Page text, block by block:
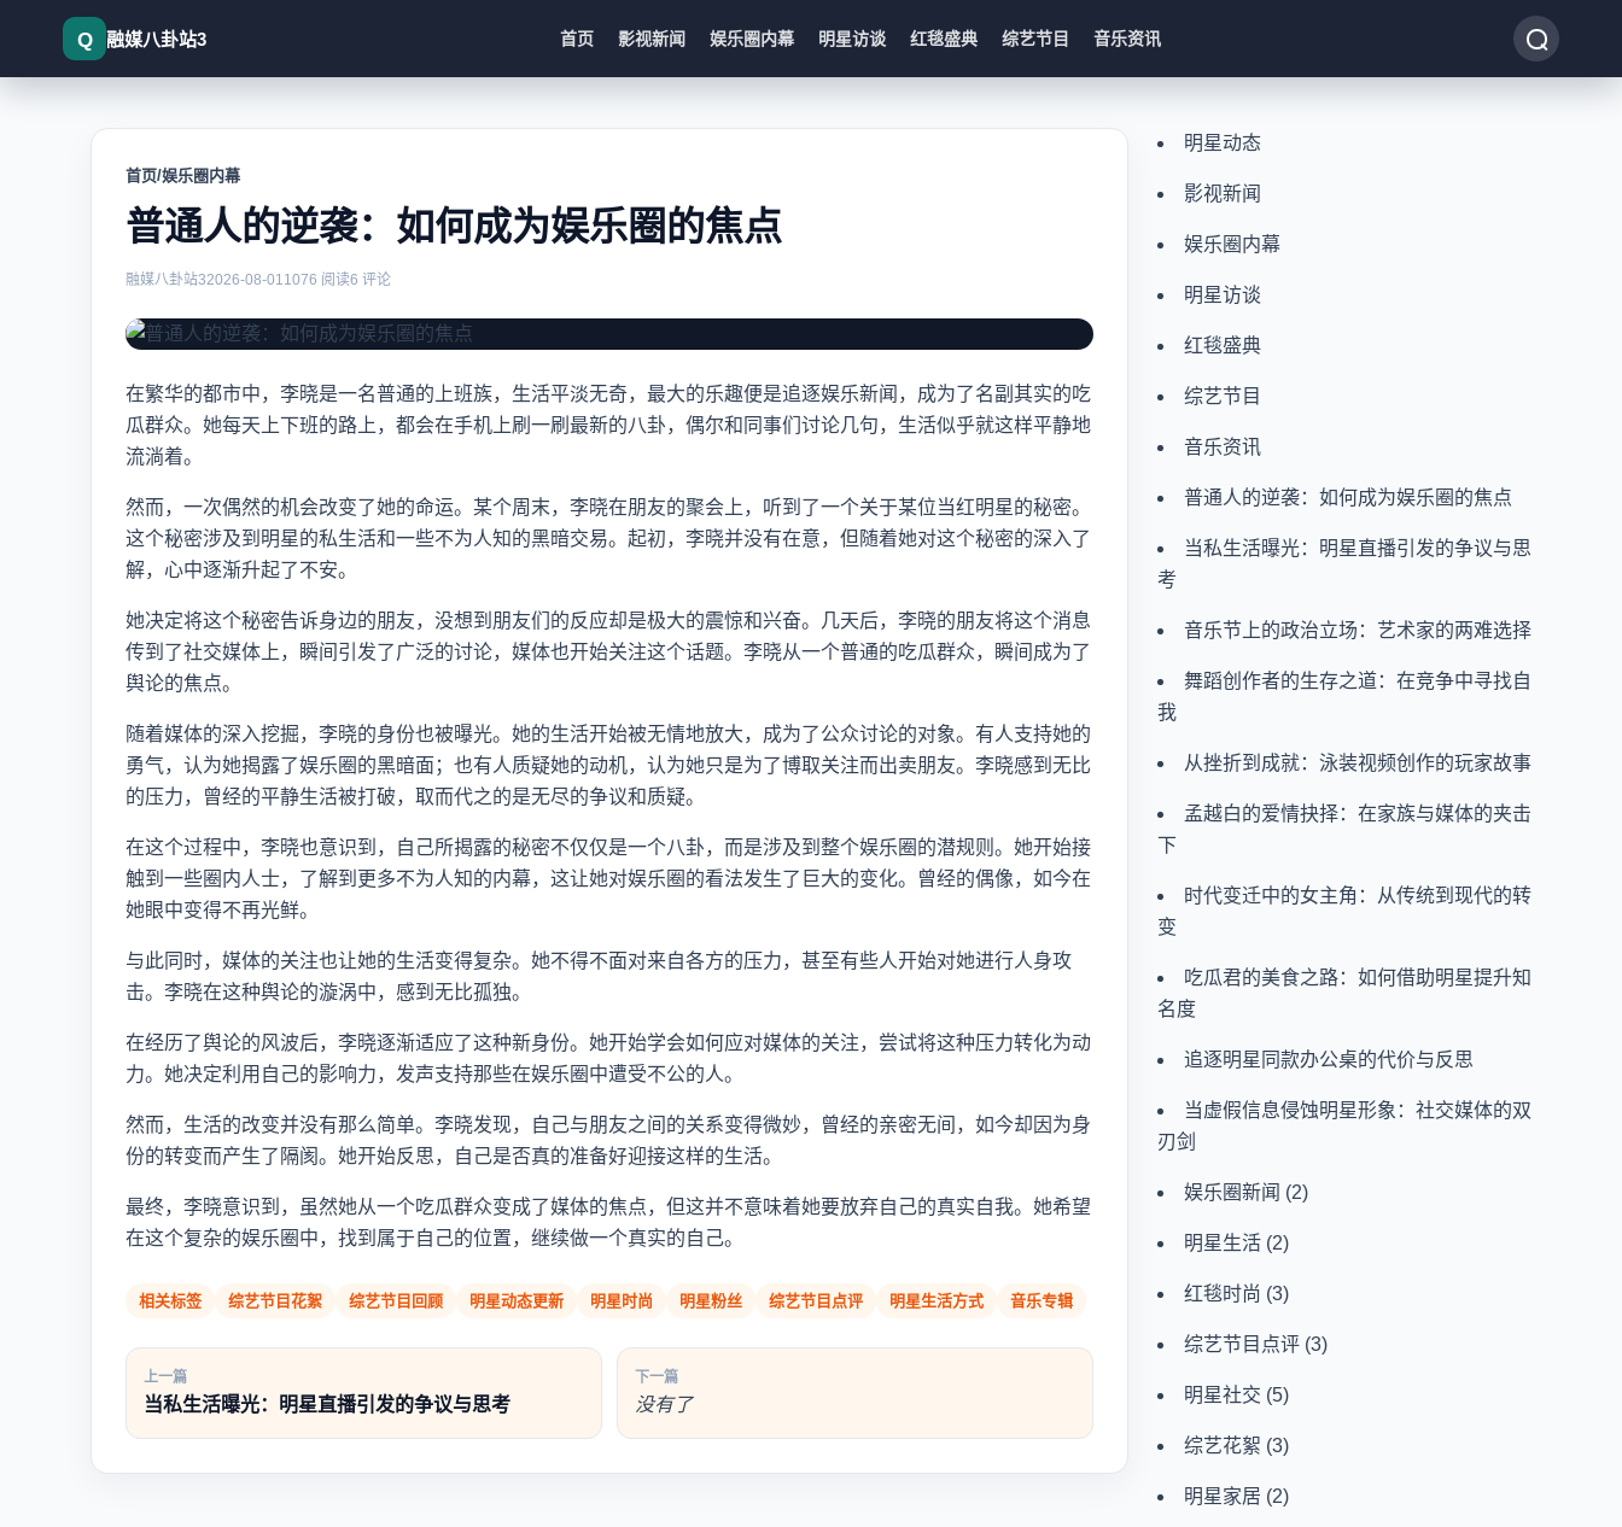
融媒八卦站3 首页 影视新闻 娱乐圈内幕 明星访谈 红毯盛典 综艺节目 音乐资讯
首页/娱乐圈内幕
普通人的逆袭：如何成为娱乐圈的焦点
普通人的逆袭：如何成为娱乐圈的焦点 最新内容
融媒八卦站32026-08-011076 阅读6 评论
在繁华的都市中，李晓是一名普通的上班族，生活平淡无奇，最大的乐趣便是追逐娱乐新闻，成为了名副其实的吃
瓜群众。她每天上下班的路上，都会在手机上刷一刷最新的八卦，偶尔和同事们讨论几句，生活似乎就这样平静地
流淌着。
然而，一次偶然的机会改变了她的命运。某个周末，李晓在朋友的聚会上，听到了一个关于某位当红明星的秘密。
这个秘密涉及到明星的私生活和一些不为人知的黑暗交易。起初，李晓并没有在意，但随着她对这个秘密的深入了
解，心中逐渐升起了不安。
她决定将这个秘密告诉身边的朋友，没想到朋友们的反应却是极大的震惊和兴奋。几天后，李晓的朋友将这个消息
传到了社交媒体上，瞬间引发了广泛的讨论，媒体也开始关注这个话题。李晓从一个普通的吃瓜群众，瞬间成为了
舆论的焦点。
随着媒体的深入挖掘，李晓的身份也被曝光。她的生活开始被无情地放大，成为了公众讨论的对象。有人支持她的
勇气，认为她揭露了娱乐圈的黑暗面；也有人质疑她的动机，认为她只是为了博取关注而出卖朋友。李晓感到无比
的压力，曾经的平静生活被打破，取而代之的是无尽的争议和质疑。
在这个过程中，李晓也意识到，自己所揭露的秘密不仅仅是一个八卦，而是涉及到整个娱乐圈的潜规则。她开始接
触到一些圈内人士，了解到更多不为人知的内幕，这让她对娱乐圈的看法发生了巨大的变化。曾经的偶像，如今在
她眼中变得不再光鲜。
与此同时，媒体的关注也让她的生活变得复杂。她不得不面对来自各方的压力，甚至有些人开始对她进行人身攻
击。李晓在这种舆论的漩涡中，感到无比孤独。
在经历了舆论的风波后，李晓逐渐适应了这种新身份。她开始学会如何应对媒体的关注，尝试将这种压力转化为动
力。她决定利用自己的影响力，发声支持那些在娱乐圈中遭受不公的人。
然而，生活的改变并没有那么简单。李晓发现，自己与朋友之间的关系变得微妙，曾经的亲密无间，如今却因为身
份的转变而产生了隔阂。她开始反思，自己是否真的准备好迎接这样的生活。
最终，李晓意识到，虽然她从一个吃瓜群众变成了媒体的焦点，但这并不意味着她要放弃自己的真实自我。她希望
在这个复杂的娱乐圈中，找到属于自己的位置，继续做一个真实的自己。
相关标签 综艺节目花絮 综艺节目回顾 明星动态更新 明星时尚 明星粉丝 综艺节目点评 明星生活方式 音乐专辑
上一篇
当私生活曝光：明星直播引发的争议与思考
下一篇
没有了
明星动态
影视新闻
娱乐圈内幕
明星访谈
红毯盛典
综艺节目
音乐资讯
普通人的逆袭：如何成为娱乐圈的焦点
当私生活曝光：明星直播引发的争议与思
考
音乐节上的政治立场：艺术家的两难选择
舞蹈创作者的生存之道：在竞争中寻找自
我
从挫折到成就：泳装视频创作的玩家故事
孟越白的爱情抉择：在家族与媒体的夹击
下
时代变迁中的女主角：从传统到现代的转
变
吃瓜君的美食之路：如何借助明星提升知
名度
追逐明星同款办公桌的代价与反思
当虚假信息侵蚀明星形象：社交媒体的双
刃剑
娱乐圈新闻 (2)
明星生活 (2)
红毯时尚 (3)
综艺节目点评 (3)
明星社交 (5)
综艺花絮 (3)
明星家居 (2)